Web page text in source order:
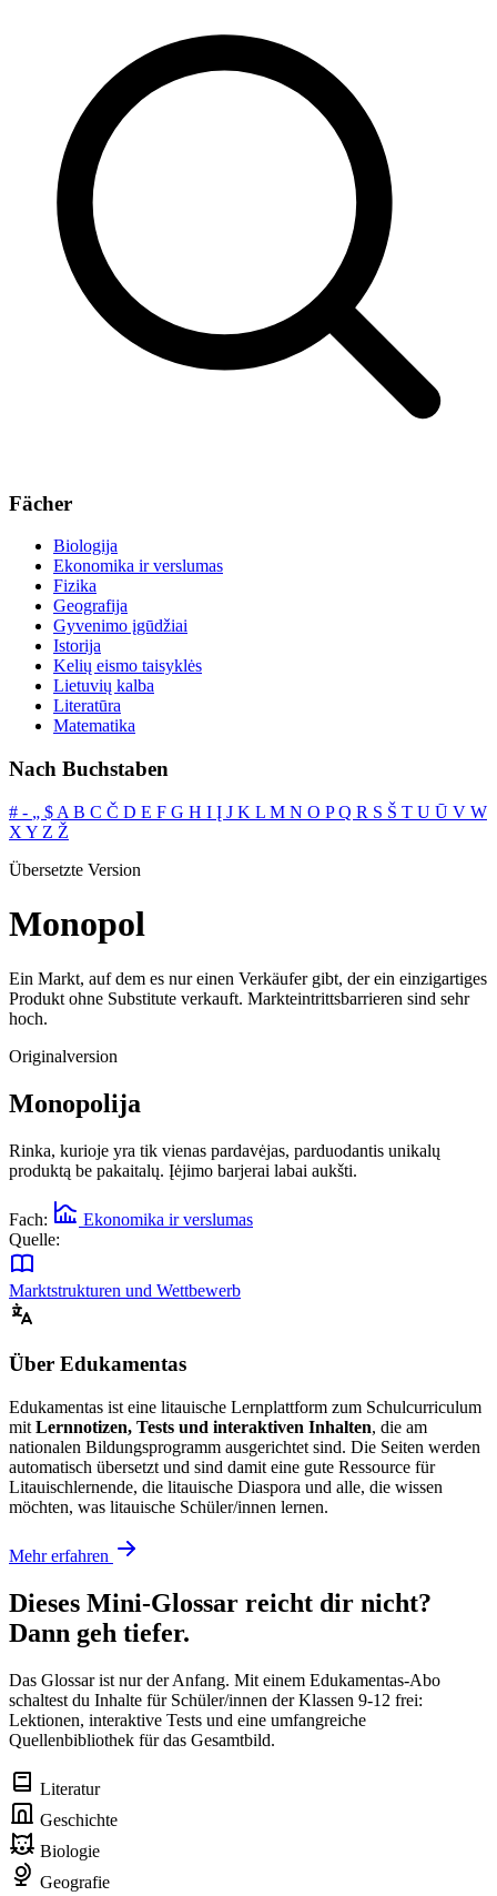
Fächer
Biologija
Ekonomika ir verslumas
Fizika
Geografija
Gyvenimo įgūdžiai
Istorija
Kelių eismo taisyklės
Lietuvių kalba
Literatūra
Matematika
Nach Buchstaben
# ‐ „ $ A B C Č D E F G H I Į J K L M N O PQ R S Š T U Ū V W
X Y Z Ž
Übersetzte Version
Monopol
Ein Markt, auf dem es nur einen Verkäufer gibt, der ein einzigartiges
Produkt ohne Substitute verkauft. Markteintrittsbarrieren sind sehr
hoch.
Originalversion
Monopolija
Rinka, kurioje yra tik vienas pardavėjas, parduodantis unikalų
produktą be pakaitalų. Įėjimo barjerai labai aukšti.
Fach:
Ekonomika ir verslumas
Quelle:
Marktstrukturen und Wettbewerb
Über Edukamentas
Edukamentas ist eine litauische Lernplattform zum Schulcurriculum
mit Lernnotizen, Tests und interaktiven Inhalten, die am
nationalen Bildungsprogramm ausgerichtet sind. Die Seiten werden
automatisch übersetzt und sind damit eine gute Ressource für
Litauischlernende, die litauische Diaspora und alle, die wissen
möchten, was litauische Schüler/innen lernen.
Mehr erfahren
Dieses Mini-Glossar reicht dir nicht?
Dann geh tiefer.
Das Glossar ist nur der Anfang. Mit einem Edukamentas-Abo
schaltest du Inhalte für Schüler/innen der Klassen 9-12 frei:
Lektionen, interaktive Tests und eine umfangreiche
Quellenbibliothek für das Gesamtbild.
Literatur
Geschichte
Biologie
Geografie